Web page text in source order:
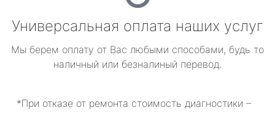
Универсальная оплата наших услуг
Мы берем оплату от Вас любыми способами, будь то
наличный или безналиный перевод.
*При отказе от ремонта стоимость диагностики –